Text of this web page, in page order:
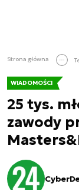
Strona główna
WIADOMOŚCI
25 tys.
zawody